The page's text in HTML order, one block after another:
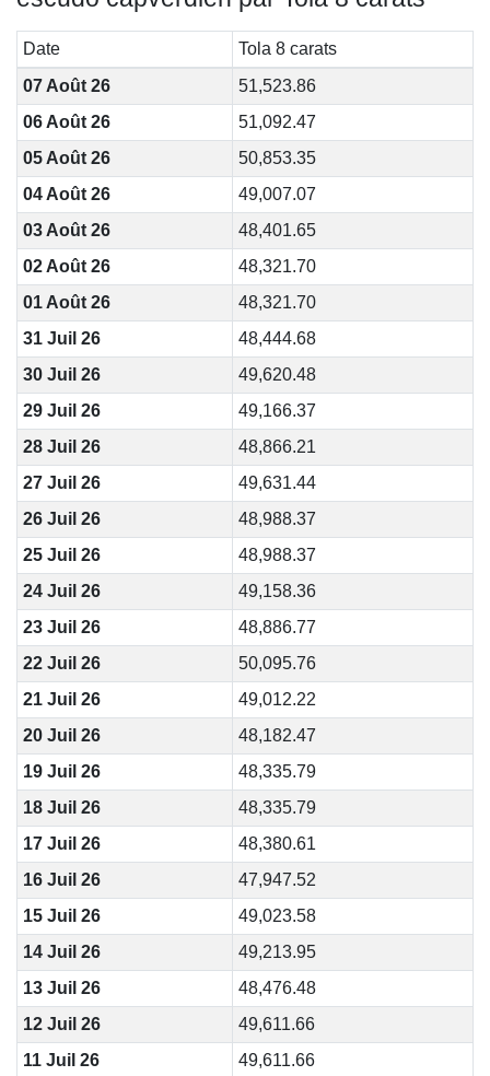
Date
Tola 8 carats
07 Août 26
51,523.86
06 Août 26
51,092.47
05 Août 26
50,853.35
04 Août 26
49,007.07
03 Août 26
48,401.65
02 Août 26
48,321.70
01 Août 26
48,321.70
31 Juil 26
48,444.68
30 Juil 26
49,620.48
29 Juil 26
49,166.37
28 Juil 26
48,866.21
27 Juil 26
49,631.44
26 Juil 26
48,988.37
25 Juil 26
48,988.37
24 Juil 26
49,158.36
23 Juil 26
48,886.77
22 Juil 26
50,095.76
21 Juil 26
49,012.22
20 Juil 26
48,182.47
19 Juil 26
48,335.79
18 Juil 26
48,335.79
17 Juil 26
48,380.61
16 Juil 26
47,947.52
15 Juil 26
49,023.58
14 Juil 26
49,213.95
13 Juil 26
48,476.48
12 Juil 26
49,611.66
11 Juil 26
49,611.66